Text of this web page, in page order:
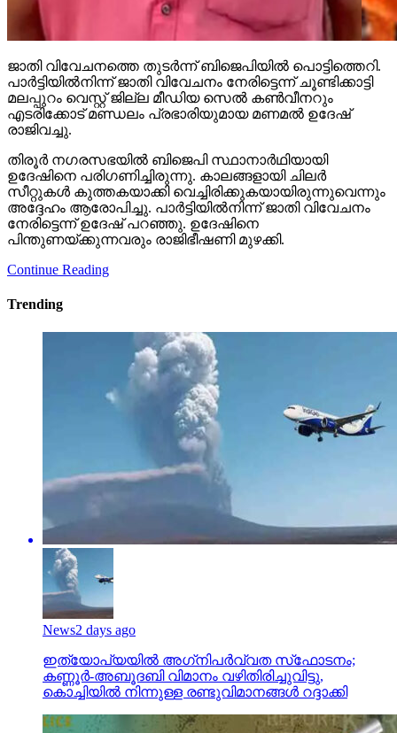
ജാതി വിവേചനത്തെ തുടര്‍ന്ന് ബിജെപിയില്‍ പൊട്ടിത്തെറി.
പാര്‍ട്ടിയില്‍നിന്ന് ജാതി വിവേചനം നേരിട്ടെന്ന് ചൂണ്ടിക്കാട്ടി
മലപ്പുറം വെസ്റ്റ് ജില്ല മീഡിയ സെല്‍ കണ്‍വീനറും
എടരിക്കോട് മണ്ഡലം പ്രഭാരിയുമായ മണമല്‍ ഉദേഷ്
രാജിവച്ചു.
തിരൂര്‍ നഗരസഭയില്‍ ബിജെപി സ്ഥാനാര്‍ഥിയായി
ഉദേഷിനെ പരിഗണിച്ചിരുന്നു. കാലങ്ങളായി ചിലര്‍
സീറ്റുകള്‍ കുത്തകയാക്കി വെച്ചിരിക്കുകയായിരുന്നുവെന്നും
അദ്ദേഹം ആരോപിച്ചു. പാര്‍ട്ടിയില്‍നിന്ന് ജാതി വിവേചനം
നേരിട്ടെന്ന് ഉദേഷ് പറഞ്ഞു. ഉദേഷിനെ
പിന്തുണയ്ക്കുന്നവരും രാജിഭീഷണി മുഴക്കി.
Continue Reading
Trending
News2 days ago
ഇത്യോപ്യയില്‍ അഗ്‌നിപര്‍വ്വത സ്‌ഫോടനം;
കണ്ണൂർ-അബൂദബി വിമാനം വഴിതിരിച്ചുവിട്ടു,
കൊച്ചിയിൽ നിന്നുള്ള രണ്ടുവിമാനങ്ങൾ റദ്ദാക്കി